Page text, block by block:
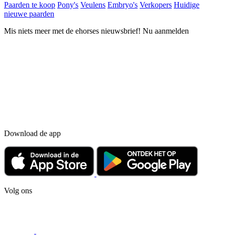
Paarden te koop Pony's Veulens Embryo's Verkopers Huidige
nieuwe paarden
Mis niets meer met de ehorses nieuwsbrief! Nu aanmelden
Download de app
Volg ons